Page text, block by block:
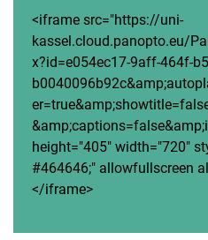
<iframe src="https://uni-
kassel.cloud.panopto.eu/
x?id=e054ec17-9aff-464f-
height="405" width="720"
#464646;" allowfullscreen
</iframe>